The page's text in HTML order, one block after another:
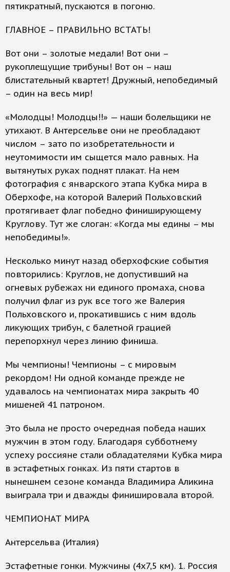
пятикратный, пускаются в погоню.
ГЛАВНОЕ – ПРАВИЛЬНО ВСТАТЬ!
Вот они – золотые медали! Вот они –
рукоплещущие трибуны! Вот он – наш
блистательный квартет! Дружный, непобедимый
– один на весь мир!
«Молодцы! Молодцы!!» — наши болельщики не
утихают. В Антерсельве они не преобладают
числом – зато по изобретательности и
неутомимости им сыщется мало равных. На
вытянутых руках поднят плакат. На нем
фотография с январского этапа Кубка мира в
Оберхофе, на которой Валерий Польховский
протягивает флаг победно финиширующему
Круглову. Тут же слоган: «Когда мы едины – мы
непобедимы!».
Несколько минут назад оберхофские события
повторились: Круглов, не допустивший на
огневых рубежах ни единого промаха, снова
получил флаг из рук все того же Валерия
Польховского и, прокатившись с ним вдоль
ликующих трибун, с балетной грацией
перепорхнул через линию финиша.
Мы чемпионы! Чемпионы – с мировым
рекордом! Ни одной команде прежде не
удавалось на чемпионатах мира закрыть 40
мишеней 41 патроном.
Это была не просто очередная победа наших
мужчин в этом году. Благодаря субботнему
успеху россияне стали обладателями Кубка мира
в эстафетных гонках. Из пяти стартов в
нынешнем сезоне команда Владимира Аликина
выиграла три и дважды финишировала второй.
ЧЕМПИОНАТ МИРА
Антерсельва (Италия)
Эстафетные гонки. Мужчины (4х7,5 км). 1. Россия